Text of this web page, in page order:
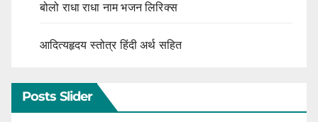
बोलो राधा राधा नाम भजन लिरिक्स
आदित्यहृदय स्तोत्र हिंदी अर्थ सहित
Posts Slider